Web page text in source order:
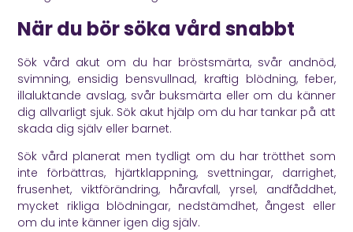
När du bör söka vård snabbt
Sök vård akut om du har bröstsmärta, svår andnöd,
svimning, ensidig bensvullnad, kraftig blödning, feber,
illaluktande avslag, svår buksmärta eller om du känner
dig allvarligt sjuk. Sök akut hjälp om du har tankar på att
skada dig själv eller barnet.
Sök vård planerat men tydligt om du har trötthet som
inte förbättras, hjärtklappning, svettningar, darrighet,
frusenhet, viktförändring, håravfall, yrsel, andfåddhet,
mycket rikliga blödningar, nedstämdhet, ångest eller
om du inte känner igen dig själv.